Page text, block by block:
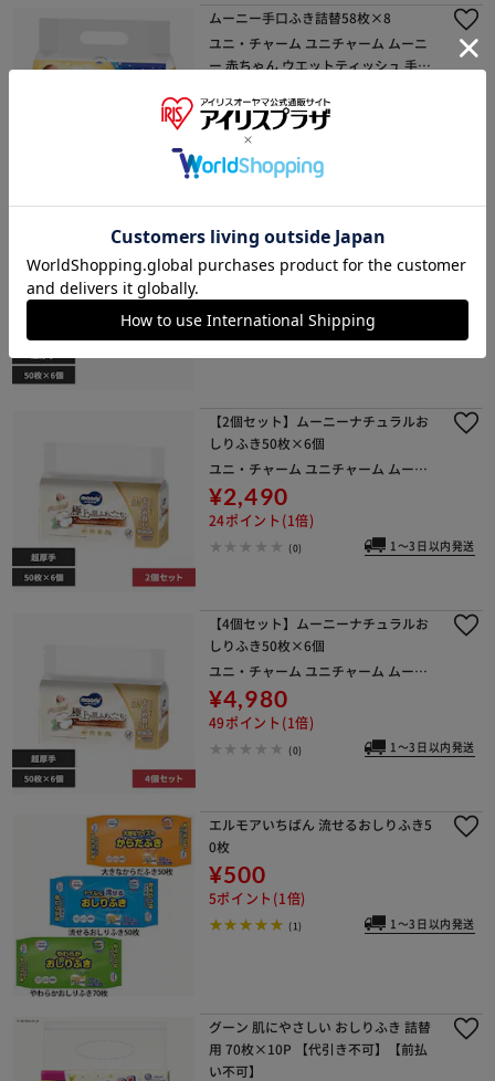
ムーニー手口ふき詰替58枚×8
ユニ・チャーム ユニチャーム ムーニ
ー 赤ちゃん ウエットティッシュ 手口
¥1,250
12ポイント(1倍)
6個
ユニ・チャーム ユニチャーム ムーニ
チャーム
¥1,250
12ポイント(1倍)
1～3日以内発送
【2個セット】ムーニーナチュラルお
しりふき50枚×6個
ユニ・チャーム ユニチャーム ムーニ
ー 赤ちゃん おしりふき ベビー ユニ・
チャーム
¥2,490
24ポイント(1倍)
(0) 1～3日以内発送
【4個セット】ムーニーナチュラルお
しりふき50枚×6個
ユニ・チャーム ユニチャーム ムーニ
ー 赤ちゃん おしりふき ベビー ユニ・
チャーム
¥4,980
49ポイント(1倍)
(0) 1～3日以内発送
エルモアいちばん 流せるおしりふき5
0枚
¥500
5ポイント(1倍)
(1) 1～3日以内発送
グーン 肌にやさしい おしりふき 詰替
用 70枚×10P 【代引き不可】【前払
い不可】